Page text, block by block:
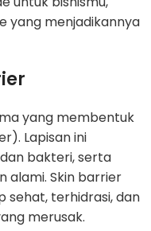
yang menjadikannya
yang membentuk
Lapisan ini
bakteri, serta
alami. Skin barrier
sehat, terhidrasi, dan
merusak.